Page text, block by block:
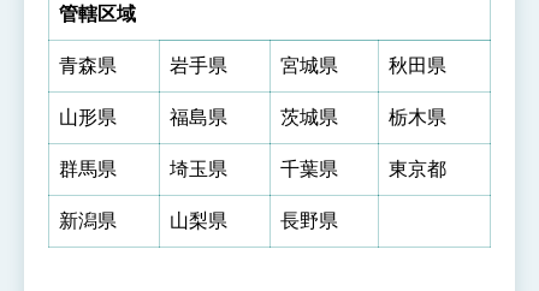
管轄区域
青森県 岩手県 宮城県 秋田県
山形県 福島県 茨城県 栃木県
群馬県 埼玉県 千葉県 東京都
新潟県 山梨県 長野県